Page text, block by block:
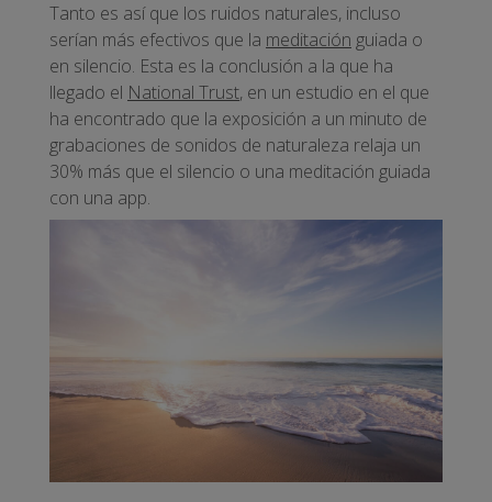
Tanto es así que los ruidos naturales, incluso
serían más efectivos que la meditación guiada o
en silencio. Esta es la conclusión a la que ha
llegado el National Trust, en un estudio en el que
ha encontrado que la exposición a un minuto de
grabaciones de sonidos de naturaleza relaja un
30% más que el silencio o una meditación guiada
con una app.